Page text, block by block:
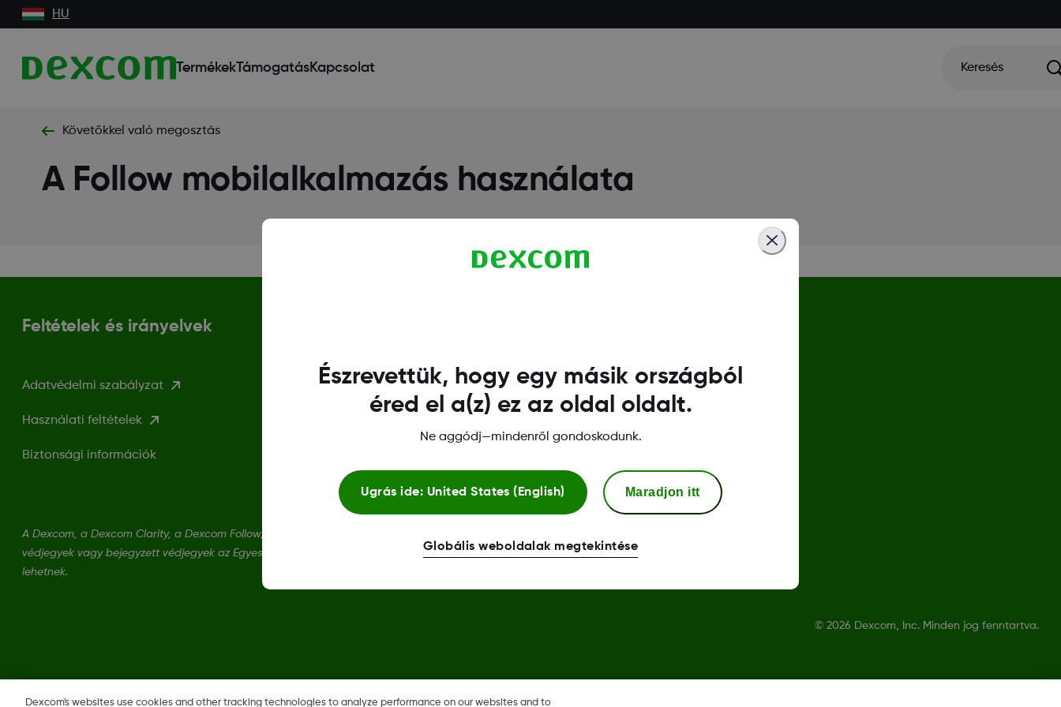
HU
TermékekTámogatásKapcsolat Keresés
Követőkkel való megosztás
A Follow mobilalkalmazás használata
Feltételek és irányelvek
Adatvédelmi szabályzat
Használati feltételek
Biztonsági információk
Bizalmi központ
A Dexcom, a Dexcom Clarity, a Dexcom Follow, a Dexcom One, a Dexcom Share, a Share
védjegyek vagy bejegyzett védjegyek az Egyesült Államokban, és más országokban is azok
lehetnek.
© 2026 Dexcom, Inc. Minden jog fenntartva.
Régió módosítása
Dexcom's websites use cookies and other tracking technologies to analyze performance on our websites and to
Észrevettük, hogy egy másik országból
éred el a(z) ez az oldal oldalt.
Ne aggódj—mindenről gondoskodunk.
Ugrás ide: United States (English) Maradjon itt
Globális weboldalak megtekintése